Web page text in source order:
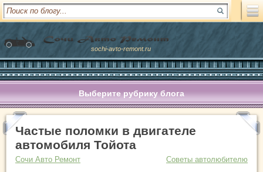
sochi-avto-remont.ru
Выберите рубрику блога
Частые поломки в двигателе
автомобиля Тойота
Сочи Авто Ремонт
Советы автолюбителю